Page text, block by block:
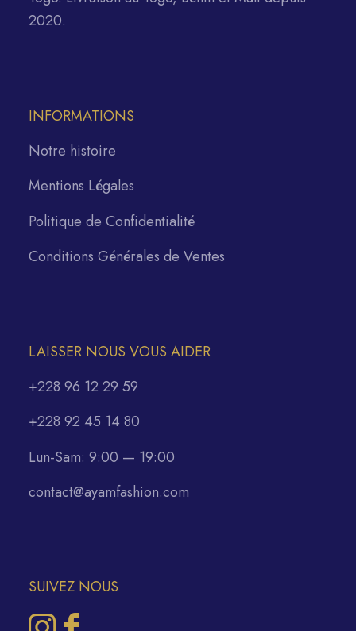
2020.
INFORMATIONS
Notre histoire
Mentions Légales
Politique de Confidentialité
Conditions Générales de Ventes
LAISSER NOUS VOUS AIDER
+228 96 12 29 59
+228 92 45 14 80
Lun-Sam: 9:00 — 19:00
contact@ayamfashion.com
SUIVEZ NOUS